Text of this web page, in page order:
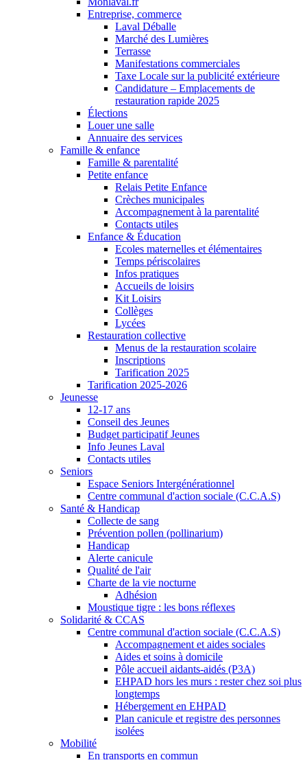
Entreprise, commerce
Laval Déballe
Marché des Lumières
Terrasse
Manifestations commerciales
Taxe Locale sur la publicité extérieure
Candidature – Emplacements de
restauration rapide 2025
Élections
Louer une salle
Annuaire des services
Famille & enfance
Famille & parentalité
Petite enfance
Relais Petite Enfance
Crèches municipales
Accompagnement à la parentalité
Contacts utiles
Enfance & Éducation
Ecoles maternelles et élémentaires
Temps périscolaires
Infos pratiques
Accueils de loisirs
Kit Loisirs
Collèges
Lycées
Restauration collective
Menus de la restauration scolaire
Inscriptions
Tarification 2025
Tarification 2025-2026
Jeunesse
12-17 ans
Conseil des Jeunes
Budget participatif Jeunes
Info Jeunes Laval
Contacts utiles
Seniors
Espace Seniors Intergénérationnel
Centre communal d'action sociale (C.C.A.S)
Santé & Handicap
Collecte de sang
Prévention pollen (pollinarium)
Handicap
Alerte canicule
Qualité de l'air
Charte de la vie nocturne
Adhésion
Moustique tigre : les bons réflexes
Solidarité & CCAS
Centre communal d'action sociale (C.C.A.S)
Accompagnement et aides sociales
Aides et soins à domicile
Pôle accueil aidants-aidés (P3A)
EHPAD hors les murs : rester chez soi plus
longtemps
Hébergement en EHPAD
Plan canicule et registre des personnes
isolées
Mobilité
En transports en commun